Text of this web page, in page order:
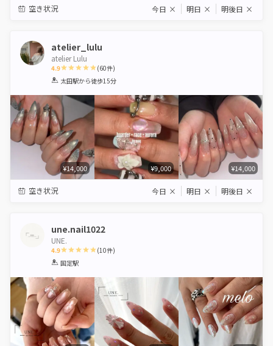
空き状況 今日 × 明日 × 明後日 ×
atelier_lulu
atelier Lulu
4.9
1 2 3 4 5
(60件)
太田駅から徒歩15分
¥14,000 ¥9,000 ¥14,000
空き状況 今日 × 明日 × 明後日 ×
une.nail1022
UNE.
4.9
1 2 3
(10件)
国定駅